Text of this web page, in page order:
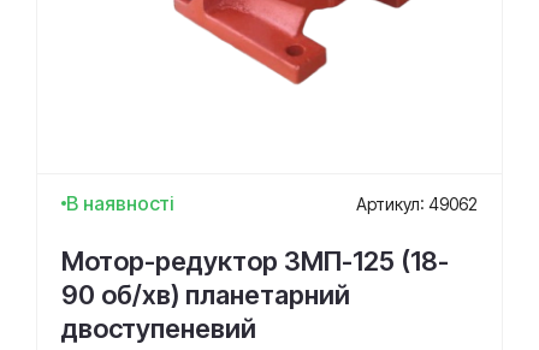
В наявності Артикул: 49062
Мотор-редуктор 3МП-125 (18-
90 об/хв) планетарний
двоступеневий